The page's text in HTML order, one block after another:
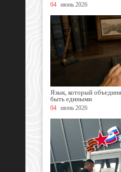
04 июнь 2026
Язык, который
быть едиными
04 июнь 2026